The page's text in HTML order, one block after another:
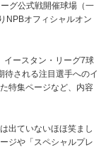
グ公式戦開催球場（一
NPBオフィシャルオン
ースタン・リーグ7球
待される注目選手へのイ
特集ページなど、内容
出ていないほほ笑まし
ジや「スペシャルプレ